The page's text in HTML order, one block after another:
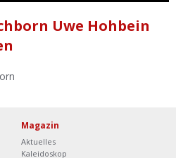
Uwe Hohbein
Magazin
Aktuelles
Kaleidoskop